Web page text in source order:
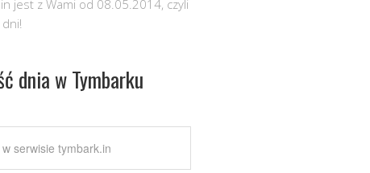
jest z Wami od 08.05.2014, czyli
dnia w Tymbarku